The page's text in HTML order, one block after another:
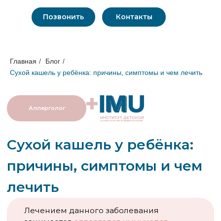
Позвонить Контакты
Главная / Блог /
Сухой кашель у ребёнка: причины, симптомы и чем лечить
Сухой кашель у ребёнка:
причины, симптомы и чем
Лечением данного заболевания